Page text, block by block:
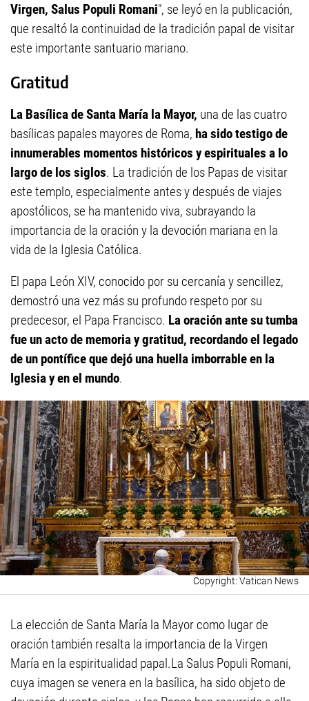
Virgen, Salus Populi Romani", se leyó en la publicación,
que resaltó la continuidad de la tradición papal de visitar
este importante santuario mariano.
Gratitud
La Basílica de Santa María la Mayor, una de las cuatro
basílicas papales mayores de Roma, ha sido testigo de
innumerables momentos históricos y espirituales a lo
largo de los siglos. La tradición de los Papas de visitar
este templo, especialmente antes y después de viajes
apostólicos, se ha mantenido viva, subrayando la
importancia de la oración y la devoción mariana en la
vida de la Iglesia Católica.
El papa León XIV, conocido por su cercanía y sencillez,
demostró una vez más su profundo respeto por su
predecesor, el Papa Francisco. La oración ante su tumba
fue un acto de memoria y gratitud, recordando el legado
de un pontífice que dejó una huella imborrable en la
Iglesia y en el mundo.
Vatican News
La elección de Santa María la Mayor como lugar de
oración también resalta la importancia de la Virgen
María en la espiritualidad papal.La Salus Populi Romani,
cuya imagen se venera en la basílica, ha sido objeto de